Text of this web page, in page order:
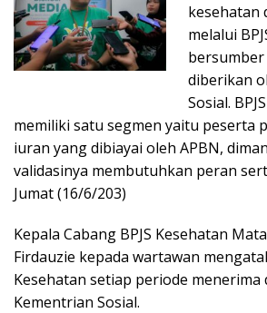
kesehatan
melalui
diberikan
Sosial.
memiliki satu segmen yaitu peserta
iuran yang dibiayai oleh APBN,
validasinya membutuhkan peran
Jumat (16/6/203)
Kepala Cabang BPJS Kesehatan
Firdauzie kepada wartawan
Kesehatan setiap periode menerima
Kementrian Sosial.